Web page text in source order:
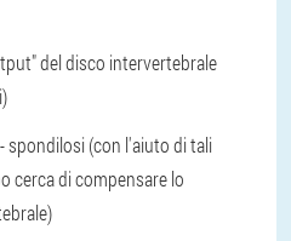
del disco intervertebrale
spondilosi (con l'aiuto di tali
cerca di compensare lo